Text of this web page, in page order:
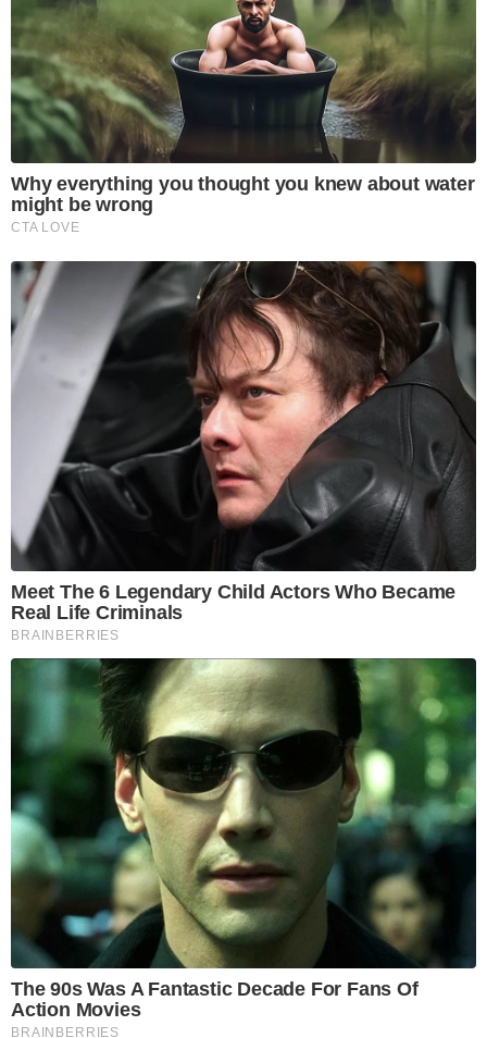
Why everything you thought you knew about water
might be wrong
CTA LOVE
Meet The 6 Legendary Child Actors Who Became
Real Life Criminals
BRAINBERRIES
The 90s Was A Fantastic Decade For Fans Of
Action Movies
BRAINBERRIES